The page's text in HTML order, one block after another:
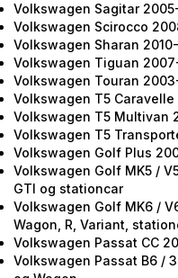
Volkswagen Sagitar
Volkswagen Scirocco
Volkswagen Sharan
Volkswagen Tiguan
Volkswagen Touran
Volkswagen T5 Caravelle
Volkswagen T5 Multivan
Volkswagen T5
Volkswagen Golf Plus
Volkswagen Golf MK5 /
GTI og stationcar
Volkswagen Golf MK6 /
Wagon, R, Variant,
Volkswagen Passat CC
Volkswagen Passat B6 /